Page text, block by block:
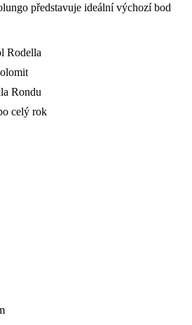
představuje ideální výchozí bod
Rodella
Rondu
celý rok